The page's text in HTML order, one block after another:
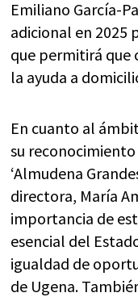
Emiliano García-
adicional en 2025
que permitirá que
la ayuda a
En cuanto al
su
‘Almudena
directora, María
importancia de
esencial del
igualdad de
de Ugena.